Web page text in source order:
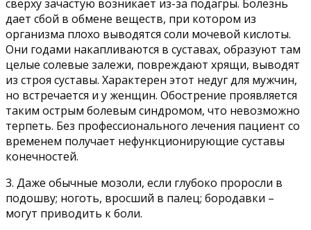
сверху зачастую возникает из-за подагры. Болезнь
дает сбой в обмене веществ, при котором из
организма плохо выводятся соли мочевой кислоты.
Они годами накапливаются в суставах, образуют там
целые солевые залежи, повреждают хрящи, выводят
из строя суставы. Характерен этот недуг для мужчин,
но встречается и у женщин. Обострение проявляется
таким острым болевым синдромом, что невозможно
терпеть. Без профессионального лечения пациент со
временем получает нефункционирующие суставы
конечностей.
3. Даже обычные мозоли, если глубоко проросли в
подошву; ноготь, вросший в палец; бородавки –
могут приводить к боли.